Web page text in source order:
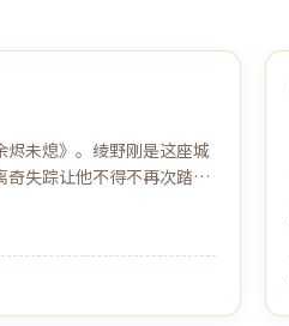
未熄》。绫野刚是这座城
失踪让他不得不再次踏入
99:33